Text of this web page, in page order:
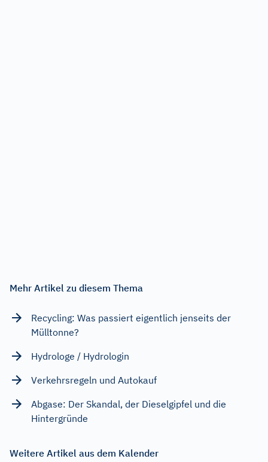
Mehr Artikel zu diesem Thema
Recycling: Was passiert eigentlich jenseits der
Mülltonne?
Hydrologe / Hydrologin
Verkehrsregeln und Autokauf
Abgase: Der Skandal, der Dieselgipfel und die
Hintergründe
Weitere Artikel aus dem Kalender